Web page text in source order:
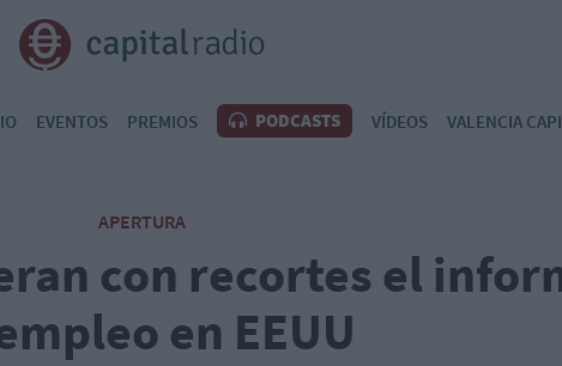
EVENTOS PREMIOS PODCASTS VÍDEOS VALENCIA
APERTURA
con recortes el
en EEUU